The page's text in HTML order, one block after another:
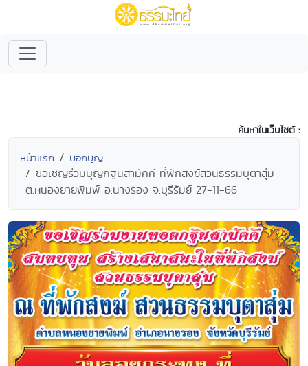
ค้นหาในเว็บไซต์ :
หน้าแรก บอกบุญ
ขอเชิญร่วมบุญกฐินสามัคคี ที่พักสงฆ์สวนธรรมบุตาสุ่ม
ต.หนองยายพิมพ์ อ.นางรอง จ.บุรีรัมย์ 27-11-66